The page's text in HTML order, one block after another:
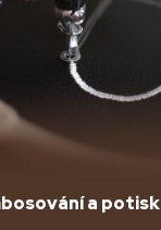
a potisk